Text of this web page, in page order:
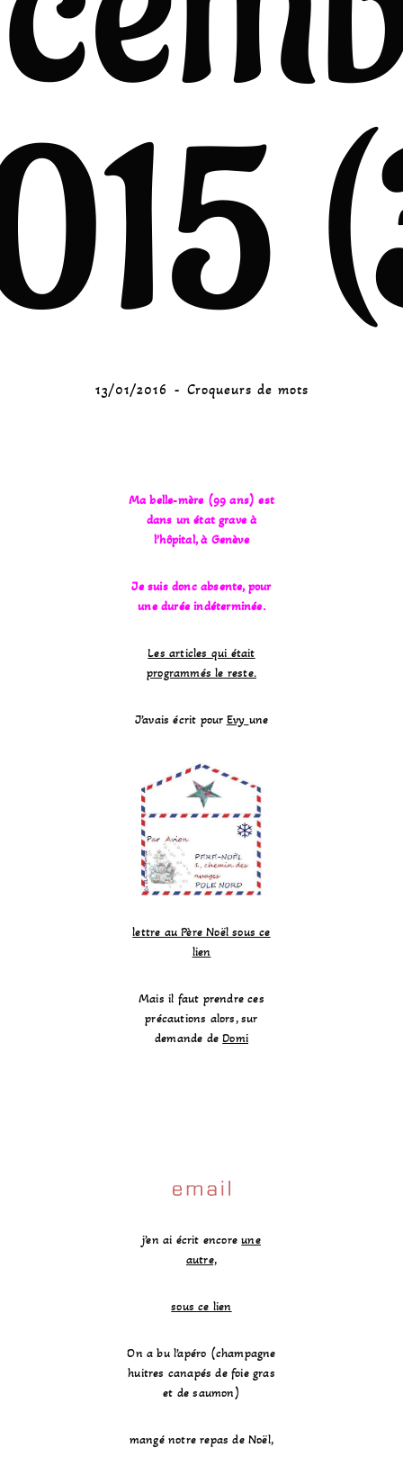
13/01/2016 Croqueurs de mots
Ma belle-mère (99 ans) est
dans un état grave à
l’hôpital, à Genève
Je suis donc absente, pour
une durée indéterminée.
Les articles qui était
programmés le reste.
J’avais écrit pour Evy une
lettre au Père Noël sous ce
lien
Mais il faut prendre ces
précautions alors, sur
demande deDomi
j’en ai écrit encoreune
autre,
sous ce lien
On a bu l’apéro (champagne
huitres canapés de foie gras
et de saumon)
mangé notre repas de Noël,